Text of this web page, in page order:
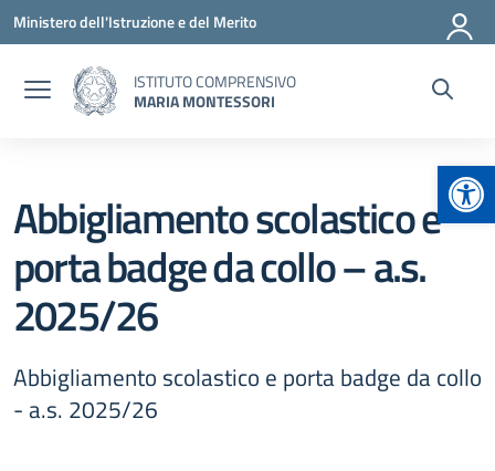
Vai ai contenuti
Vai al menu di navigazione
Vai al footer
Ministero dell'Istruzione e del Merito
ISTITUTO COMPRENSIVO
MARIA MONTESSORI
Abbigliamento scolastico e
porta badge da collo – a.s.
2025/26
Abbigliamento scolastico e porta badge da collo
- a.s. 2025/26